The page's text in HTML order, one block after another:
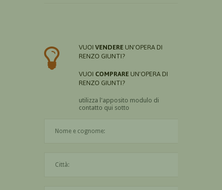
VUOI VENDERE UN'OPERA DI
RENZO GIUNTI?
VUOI COMPRARE UN'OPERA DI
RENZO GIUNTI?
utilizza l'apposito modulo di
contatto qui sotto